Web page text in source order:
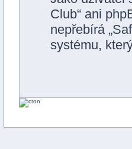
Club“ ani
nepřebírá
systému,